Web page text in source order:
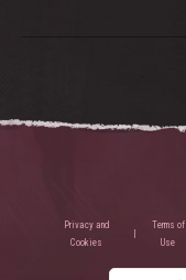
Privacy and
Cookies
Terms of
Use